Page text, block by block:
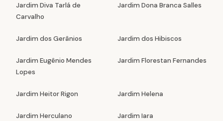
Jardim Diva Tarlá de
Carvalho
Jardim Dona Branca Salles
Jardim dos Gerânios Jardim dos Hibiscos
Jardim Eugênio Mendes
Lopes
Jardim Florestan Fernandes
Jardim Heitor Rigon Jardim Helena
Jardim Herculano
Jardim Iara